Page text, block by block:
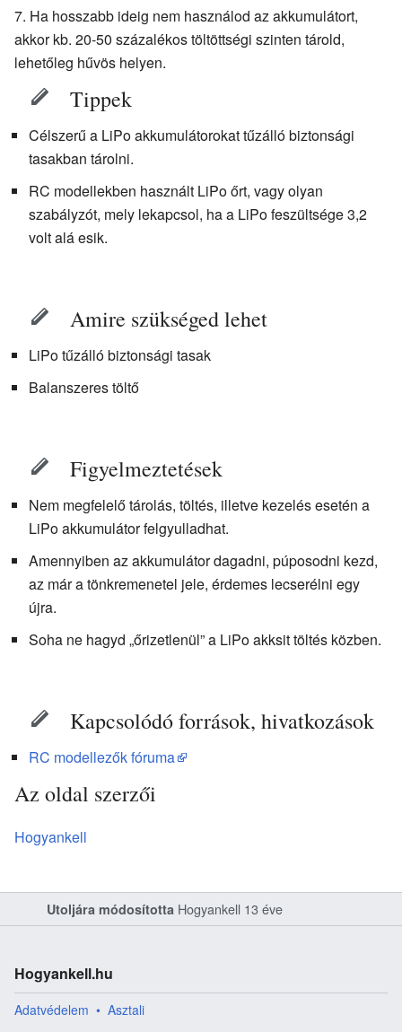
Ha hosszabb ideig nem használod az akkumulátort,
akkor kb. 20-50 százalékos töltöttségi szinten tárold,
lehetőleg hűvös helyen.
Tippek
Célszerű a LiPo akkumulátorokat tűzálló biztonsági
tasakban tárolni.
RC modellekben használt LiPo őrt, vagy olyan
szabályzót, mely lekapcsol, ha a LiPo feszültsége 3,2
volt alá esik.
Amire szükséged lehet
LiPo tűzálló biztonsági tasak
Balanszeres töltő
Figyelmeztetések
Nem megfelelő tárolás, töltés, illetve kezelés esetén a
LiPo akkumulátor felgyulladhat.
Amennyiben az akkumulátor dagadni, púposodni kezd,
az már a tönkremenetel jele, érdemes lecserélni egy
újra.
Soha ne hagyd „őrizetlenül” a LiPo akksit töltés közben.
Kapcsolódó források, hivatkozások
RC modellezők fóruma
Az oldal szerzői
Hogyankell
Utoljára módosította Hogyankell13 éve
Hogyankell.hu
Adatvédelem Asztali